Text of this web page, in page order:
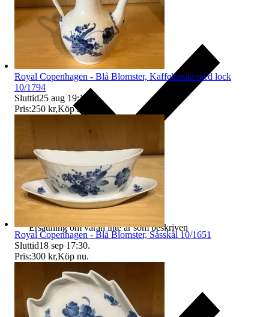
Ersättning om varan inte är som beskriven
Royal Copenhagen - Blå Blomster, Kaffekanna med lock
10/1794
Sluttid25 aug 19:18
Pris:250 kr,Köp nu
Royal Copenhagen - Blå Blomster, Såsskål 10/1651
Sluttid18 sep 17:30.
Pris:300 kr,Köp nu.